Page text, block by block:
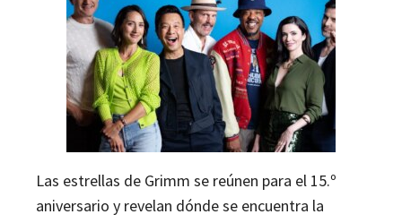
Las estrellas de Grimm se reúnen para el 15.º
aniversario y revelan dónde se encuentra la